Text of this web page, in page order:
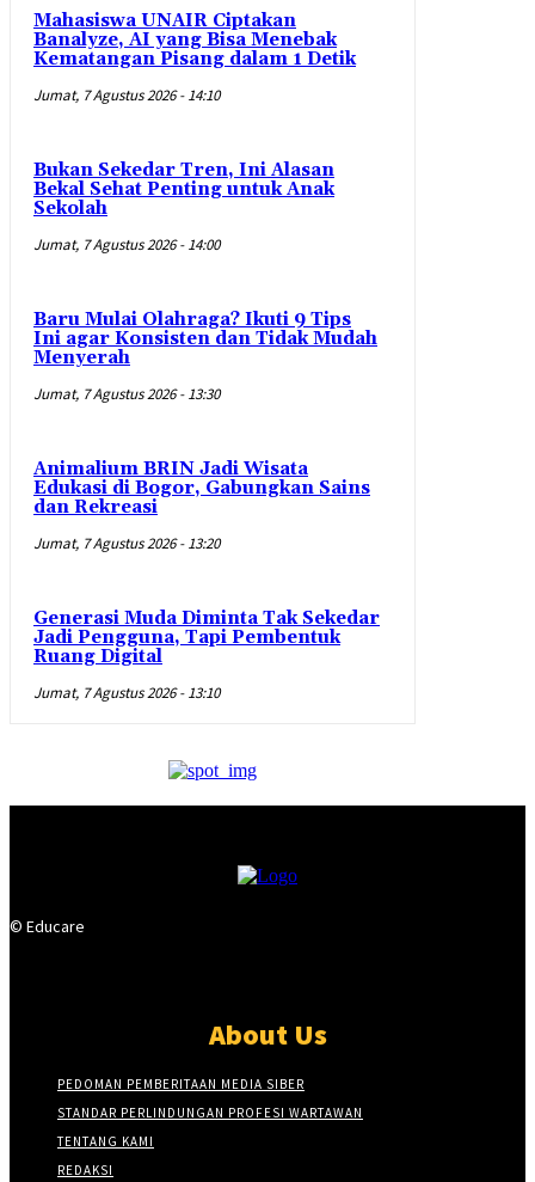
Mahasiswa UNAIR Ciptakan
Banalyze, AI yang Bisa Menebak
Kematangan Pisang dalam 1 Detik
Jumat, 7 Agustus 2026 - 14:10
Bukan Sekedar Tren, Ini Alasan
Bekal Sehat Penting untuk Anak
Sekolah
Jumat, 7 Agustus 2026 - 14:00
Baru Mulai Olahraga? Ikuti 9 Tips
Ini agar Konsisten dan Tidak Mudah
Menyerah
Jumat, 7 Agustus 2026 - 13:30
Animalium BRIN Jadi Wisata
Edukasi di Bogor, Gabungkan Sains
dan Rekreasi
Jumat, 7 Agustus 2026 - 13:20
Generasi Muda Diminta Tak Sekedar
Jadi Pengguna, Tapi Pembentuk
Ruang Digital
Jumat, 7 Agustus 2026 - 13:10
© Educare
About Us
PEDOMAN PEMBERITAAN MEDIA SIBER
STANDAR PERLINDUNGAN PROFESI WARTAWAN
TENTANG KAMI
REDAKSI